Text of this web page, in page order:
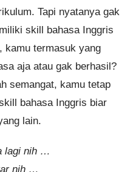
Tapi nyatanya gak
skill bahasa Inggris
kamu termasuk yang
aja atau gak berhasil?
semangat, kamu tetap
bahasa Inggris biar
lain.
lagi nih …
nih …